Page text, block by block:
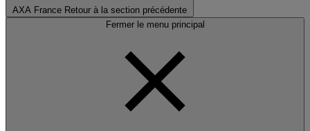
AXA France Retour à la section précédente
Fermer le menu principal